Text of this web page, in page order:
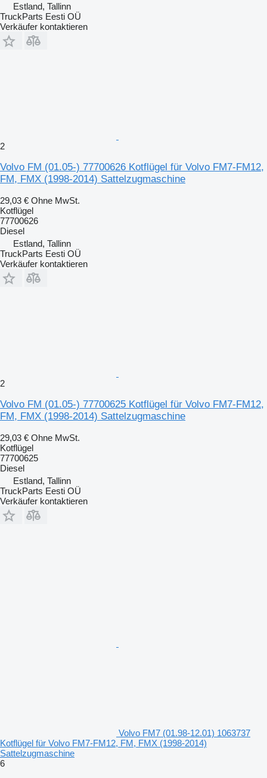
Estland, Tallinn
TruckParts Eesti OÜ
Verkäufer kontaktieren
2
Volvo FM (01.05-) 77700626 Kotflügel für Volvo FM7-FM12,
FM, FMX (1998-2014) Sattelzugmaschine
29,03 € Ohne MwSt.
Kotflügel
77700626
Diesel
Estland, Tallinn
TruckParts Eesti OÜ
Verkäufer kontaktieren
2
Volvo FM (01.05-) 77700625 Kotflügel für Volvo FM7-FM12,
FM, FMX (1998-2014) Sattelzugmaschine
29,03 € Ohne MwSt.
Kotflügel
77700625
Diesel
Estland, Tallinn
TruckParts Eesti OÜ
Verkäufer kontaktieren
Volvo FM7 (01.98-12.01) 1063737
Kotflügel für Volvo FM7-FM12, FM, FMX (1998-2014)
Sattelzugmaschine
6